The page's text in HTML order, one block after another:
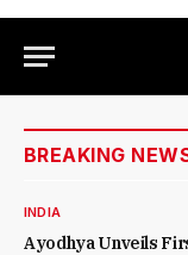
BREAKING
INDIA
Ayodhya Unveils